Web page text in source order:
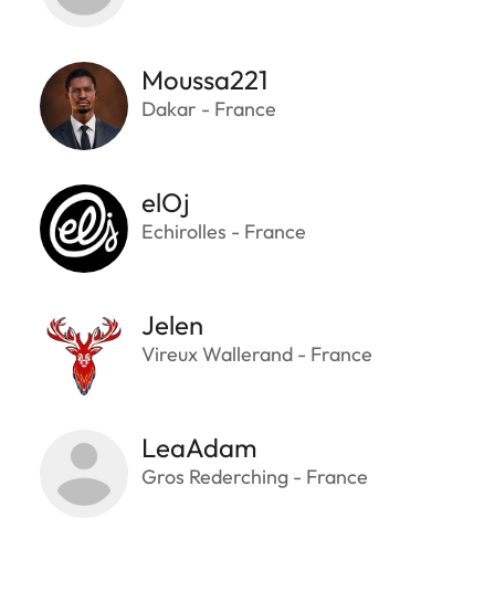
Moussa221
Dakar - France
elOj
Echirolles - France
Jelen
Vireux Wallerand - France
LeaAdam
Gros Rederching - France